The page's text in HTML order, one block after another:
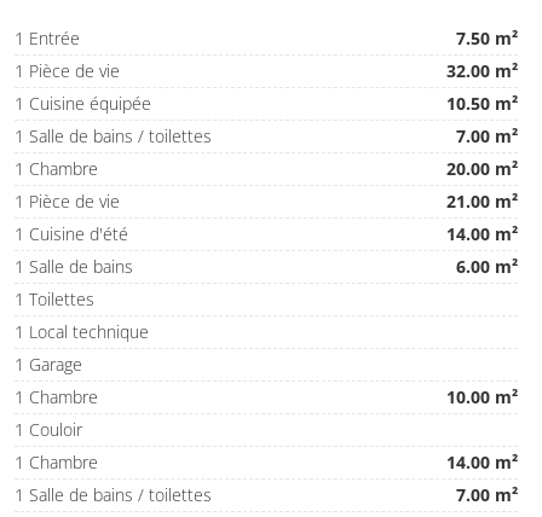
1 Entrée
7.50 m²
1 Pièce de vie
32.00 m²
1 Cuisine équipée
10.50 m²
1 Salle de bains / toilettes
7.00 m²
1 Chambre
20.00 m²
1 Pièce de vie
21.00 m²
1 Cuisine d'été
14.00 m²
1 Salle de bains
6.00 m²
1 Toilettes
1 Local technique
1 Garage
1 Chambre
10.00 m²
1 Couloir
1 Chambre
14.00 m²
1 Salle de bains / toilettes
7.00 m²